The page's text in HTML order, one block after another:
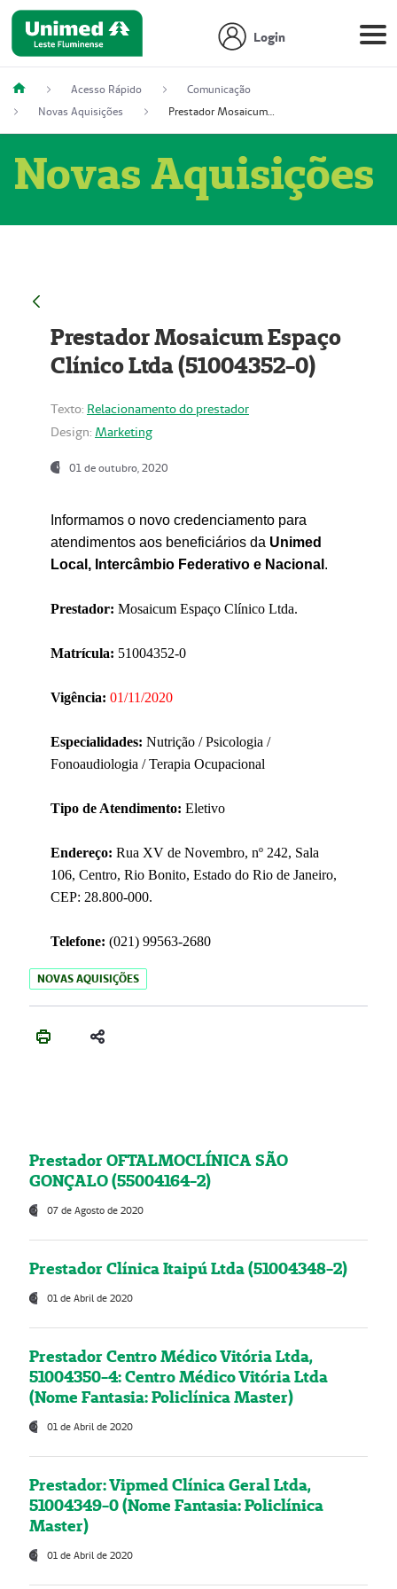
Login
Acesso Rápido
Comunicação
Novas Aquisições
Prestador Mosaicum Espaço Clínico Ltda (51004352-0)
Novas Aquisições
Prestador Mosaicum Espaço
Clínico Ltda (51004352-0)
Texto: Relacionamento do prestador
Design: Marketing
01 de outubro, 2020
Informamos o novo credenciamento para
atendimentos aos beneficiários da Unimed
Local, Intercâmbio Federativo e Nacional .
Prestador: Mosaicum Espaço Clínico Ltda.
Matrícula: 51004352-0
Vigência: 01/11/2020
Especialidades: Nutrição / Psicologia /
Fonoaudiologia / Terapia Ocupacional
Tipo de Atendimento: Eletivo
Endereço: Rua XV de Novembro, nº 242, Sala
106, Centro, Rio Bonito, Estado do Rio de Janeiro,
CEP: 28.800-000.
Telefone: (021) 99563-2680
NOVAS AQUISIÇÕES
Prestador OFTALMOCLÍNICA SÃO
GONÇALO (55004164-2)
07 de Agosto de 2020
Prestador Clínica Itaipú Ltda (51004348-2)
01 de Abril de 2020
Prestador Centro Médico Vitória Ltda,
51004350-4: Centro Médico Vitória Ltda
(Nome Fantasia: Policlínica Master)
01 de Abril de 2020
Prestador: Vipmed Clínica Geral Ltda,
51004349-0 (Nome Fantasia: Policlínica
Master)
01 de Abril de 2020